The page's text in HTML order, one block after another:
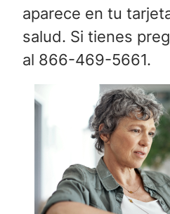
aparece en tu
salud. Si tienes
al 866-469-5661.